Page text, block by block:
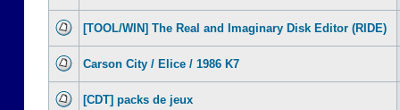
[TOOL/WIN] The Real and Imaginary Disk Editor (RIDE)
Carson City / Elice / 1986 K7
[CDT] packs de jeux